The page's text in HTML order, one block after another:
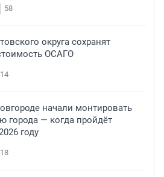
58
округа сохранят
ОСАГО
14
начали монтировать
города — когда пройдёт
году
18